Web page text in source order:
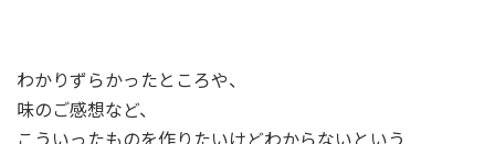
わかりずらかったところや、
味のご感想など、
こういったものを作りたいけどわからないという